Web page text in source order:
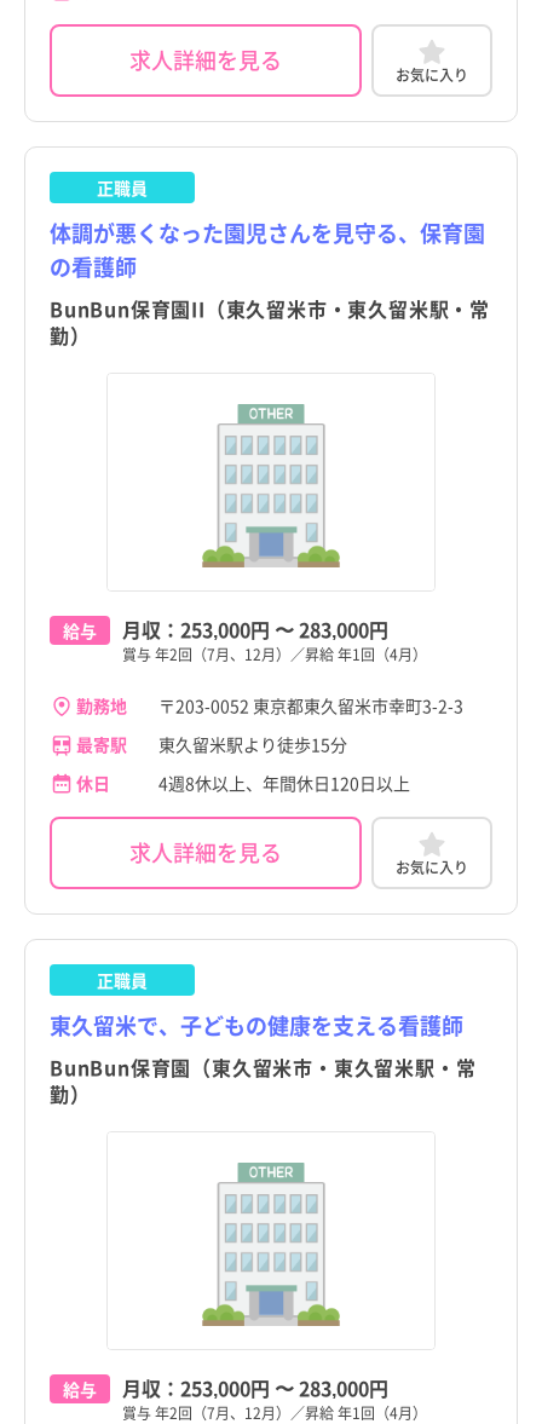
求人詳細を見る お気に入り
正職員
体調が悪くなった園児さんを見守る、保育園
の看護師
BunBun保育園II（東久留米市・東久留米駅・常
勤）
給与 月収： 253,000円 〜283,000円
賞与 年2回（7月、12月）／昇給 年1回（4月）
勤務地
〒203-0052 東京都東久留米市幸町3-2-3
最寄駅
東久留米駅より徒歩15分
休日
4週8休以上、年間休日120日以上
求人詳細を見る お気に入り
正職員
東久留米で、子どもの健康を支える看護師
BunBun保育園（東久留米市・東久留米駅・常
勤）
給与 月収： 253,000円 〜283,000円
賞与 年2回（7月、12月）／昇給 年1回（4月）